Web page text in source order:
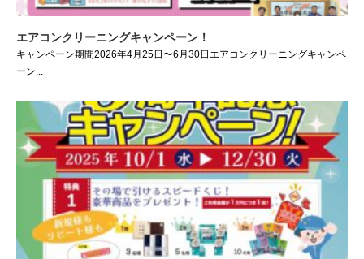
エアコンクリーニングキャンペーン！
キャンペーン期間2026年4月25日〜6月30日エアコンクリーニングキャンペ
ーン...